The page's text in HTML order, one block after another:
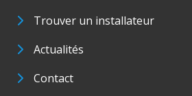
Trouver un installateur
Actualités
Contact